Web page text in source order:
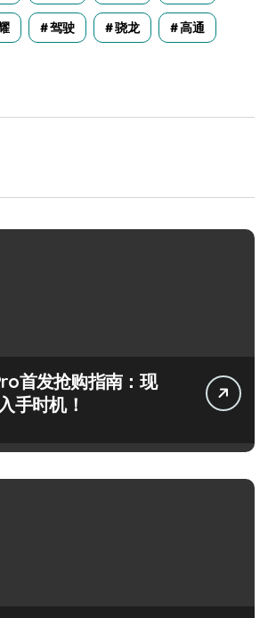
驾驶 骁龙 高通
首发抢购指南：现
手时机！